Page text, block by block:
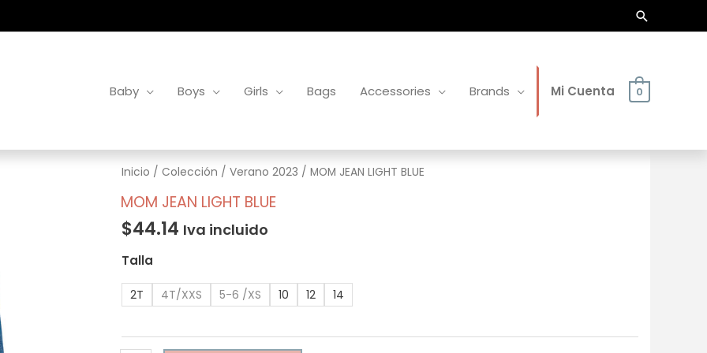
Buscar
Baby Boys Girls Bags Accessories Brands Mi Cuenta 0
Inicio / Colección / Verano 2023 / MOM JEAN LIGHT BLUE
MOM JEAN LIGHT BLUE
$44.14 Iva incluido
Talla
2T 4T/XXS 5-6 /XS 10 12 14
MOM
JEAN
BLUE
cantidad